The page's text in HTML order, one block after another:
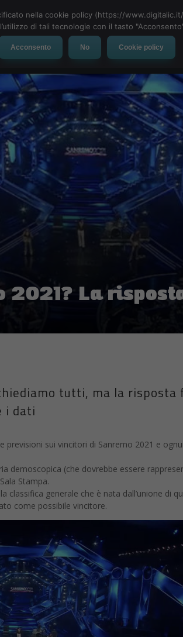
Social Network App Automotive Tech-
2021? La
tutti, ma la risposta
i dati
previsioni sui vincitori di Sanremo 2021 e
demoscopica (che dovrebbe essere
Stampa.
generale che è nata dall’unione di
come possibile vincitore.
nella cookie policy (https://
di tali tecnologie con il tasto
Acconsento No Cookie policy